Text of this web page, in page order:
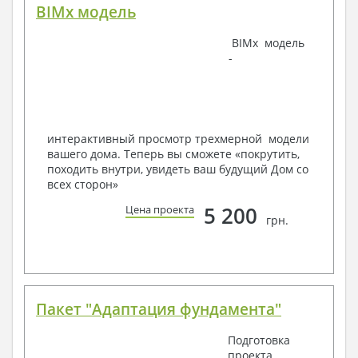
Инженеров – всегда готовы воплотить Вашу мечту
условий, за дополнительную плату.
Получить профессиональную консультацию у
наших специалистов, Вы можете любым
способом связи: закажите обратный звонок,
по viber, e-mail, телефон -
BIMx модель
BIMx модель
-
интерактивный просмотр трехмерной модели
вашего дома. Теперь вы сможете «покрутить,
походить внутри, увидеть ваш будущий Дом со
всех сторон»
Цена проекта 5 200 грн.
Пакет "Адаптация фундамента"
Подготовка